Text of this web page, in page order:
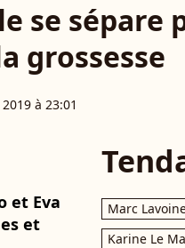
se sépare
grossesse
à 23:01
et Eva
et
Marc
Karine Le